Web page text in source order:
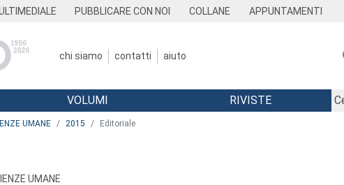
PUBBLICARE CON NOI COLLANE APPUNTAMENTI
chi siamo contatti aiuto
VOLUMI RIVISTE
UMANE 2015 Editoriale
UMANE